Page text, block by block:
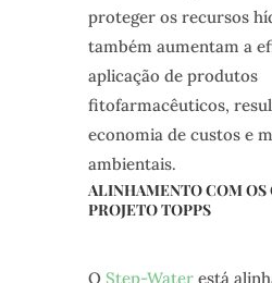
proteger os recursos
também aumentam a
aplicação de produtos
fitofarmacêuticos,
economia de custos e
ambientais.
ALINHAMENTO COM OS
PROJETO TOPPS
O Step-Waterestá